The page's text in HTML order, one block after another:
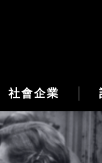
社會企業